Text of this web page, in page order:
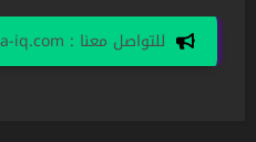
للتواصل معنا : info@uma-iq.com